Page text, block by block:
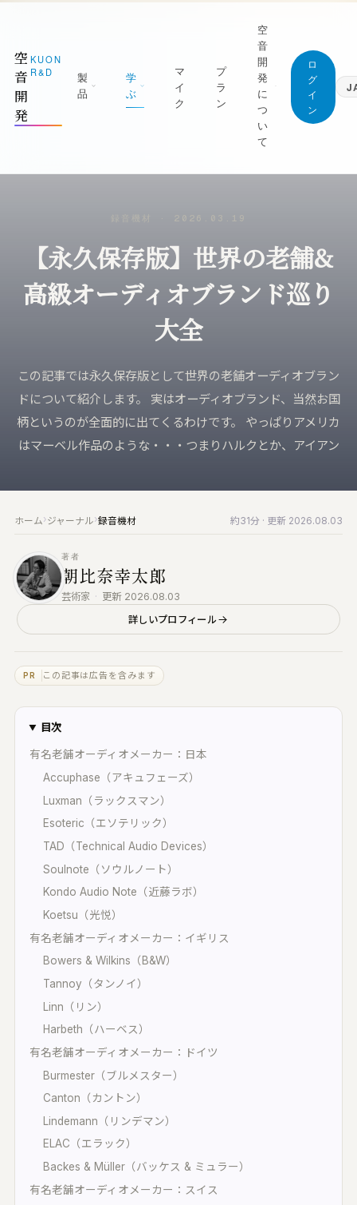
空
音
開
発
KUON
R&D
製
品
日を捉える｜P-86S・KUON DAW・
DAR・LESSON RECORDER
整える
の一本にする｜MONTAGE・
・ANALYZER・INTONATION
へ届ける｜Vault・DDP PLAYER・
ての製品
NOTE
ンドマップ
DAW
ウザ DAW｜録音・編集・ミックス
し
DAR 3D
オーディオ｜配置・動きを記録・5.1〜
・ADM/BW64
整合｜スポットを整え、立体音響で書き出
キャプチャー
ムトーン実測｜環境に最適化して自動整音
設計シミュレーター｜無指向 A/B・残響・
FIELD
キング一致率｜2D/3D で音場を予測
ANALYZER
ディオアナライザー｜LUFS・スペクトラ
MONTAGE
シックのテイク編集｜いちばん良い部分を
MAXIMIZER
PIANO
ノ調律｜ブラウザで精密チューニング
学
ぶ
新着と、書き直した記事を新しい順に
録音技術
マイクの立て方と楽器別の録り方
残響・反射・測定・ルームアコースティック
録音機材
マイク・レコーダー・インターフェース
仕上げ
編集・マスタリング・DAW・自動化
楽典・和声・楽器・演奏・音楽史
音響工学
KUON AI
読んでも分からないことは、聞いてください。
音楽は生成しません
KUON NOTE
マインドマップ
マ
イ
ク
プ
ラ
ン
空
音
開
発
に
つ
い
て
マニフェスト
創業者
朝比奈幸太郎
世界初の技術
ブラウザだけで完結することを、世界で初め
実現した技術
KUON の仕組み
ブラウザで完結する設計と、データの扱い
みなさんの声
バグ報告・改善案 (ログイン不要)
ご質問・ご相談はこちらから
ロ
グ
イ
ン
日本語
Traditional Chinese
2026.03.19
【永久保存版】世界の老舗&
高級オーディオブランド巡り
大全
この記事では永久保存版として世界の老舗オーディオブラン
ドについて紹介します。 実はオーディオブランド、当然お国
柄というのが全面的に出てくるわけです。 やっぱりアメリカ
はマーベル作品のような・・・つまりハルクとか、アイアン
ホーム›ジャーナル›録音機材 約31分 · 更新 2026.08.03
著者
朝比奈幸太郎
芸術家 · 更新 2026.08.03
詳しいプロフィール
PR この記事は広告を含みます
目次
有名老舗オーディオメーカー：日本
Accuphase（アキュフェーズ）
Luxman（ラックスマン）
Esoteric（エソテリック）
TAD（Technical Audio Devices）
Soulnote（ソウルノート）
Kondo Audio Note（近藤ラボ）
Koetsu（光悦）
有名老舗オーディオメーカー：イギリス
Bowers & Wilkins（B&W）
Tannoy（タンノイ）
Linn（リン）
Harbeth（ハーベス）
有名老舗オーディオメーカー：ドイツ
Burmester（ブルメスター）
Canton（カントン）
Lindemann（リンデマン）
ELAC（エラック）
Backes & Müller（バッケス & ミュラー）
有名老舗オーディオメーカー：スイス